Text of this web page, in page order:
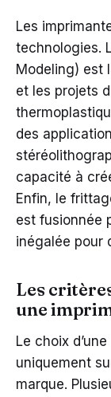
Les
technologies.
Modeling) est
et les projets
des
capacité à
Enfin, le
est fusionnée
inégalée pour
Les
une
Le choix
uniquement
marque.